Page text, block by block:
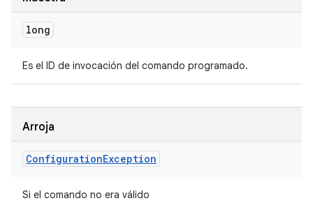
long
Es el ID de invocación del comando programado.
Arroja
ConfigurationException
Si el comando no era válido